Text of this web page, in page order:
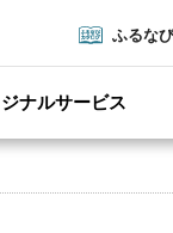
ふるな
ナルサービス